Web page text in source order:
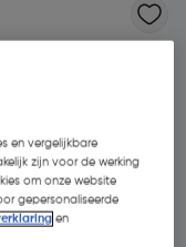
en vergelijkbare
zijn voor de werking
om onze website
gepersonaliseerde
en